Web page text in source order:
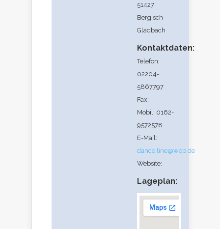
51427
Bergisch
Gladbach
Kontaktdaten:
Telefon:
02204-
5867797
Fax:
Mobil: 0162-
9572578
E-Mail:
dance.line@web.de
Website:
Lageplan: